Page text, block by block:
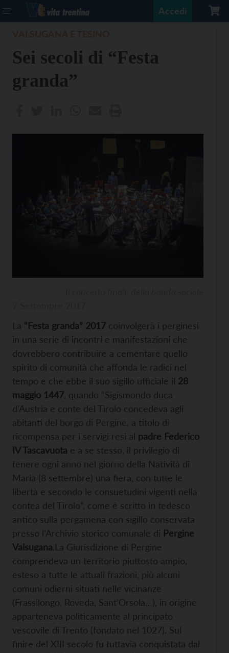
Accedi
Sei secoli di “Festa
granda”
La “Festa granda” 2017 coinvolgerà i perginesi
in una serie di incontri e manifestazioni che
dovrebbero contribuire a cementare quello
spirito di comunità che affonda le radici nel
tempo e che ebbe il suo sigillo ufficiale il 28
maggio 1447 , quando “Sigismondo duca
d’Austria e conte del Tirolo concedeva agli
abitanti del borgo di Pergine, a titolo di
ricompensa per i servigi resi al padre Federico
IV Tascavuota e a se stesso, il privilegio di
tenere ogni anno nel giorno della Natività di
Maria (8 settembre) una fiera, con tutte le
libertà e secondo le consuetudini vigenti nella
contea del Tirolo”, come è scritto in tedesco
antico sulla pergamena con sigillo conservata
presso l’Archivio storico comunale di Pergine
Valsugana.La Giurisdizione di Pergine
comprendeva un territorio piuttosto ampio,
esteso a tutte le attuali frazioni, più alcuni
comuni odierni situati nelle vicinanze
(Frassilongo, Roveda, Sant’Orsola…), in origine
apparteneva politicamente al principato
vescovile di Trento (fondato nel 1027). Sul
finire del XIII secolo fu tuttavia conquistata dal